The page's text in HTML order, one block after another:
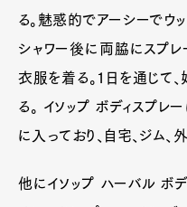
る。魅惑的でアーシーでウ
シャワー後に両脇にスプ
衣服を着る。1日を通じて
る。 イソップ ボディスプレ
に入っており、自宅、ジム
他にイソップ ハーバル ボデ